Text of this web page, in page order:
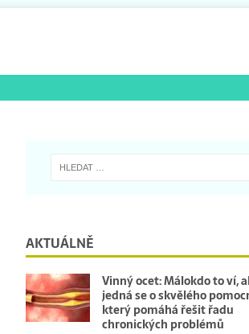
AKTUÁLNĚ
Vinný ocet: Málokdo to ví,
jedná se o skvělého
který pomáhá řešit řadu
chronických problémů